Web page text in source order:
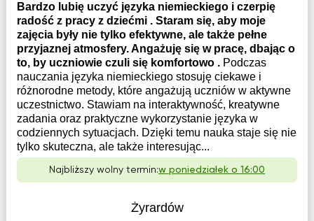
Bardzo lubię uczyć języka niemieckiego i czerpię
radość z pracy z dziećmi . Staram się, aby moje
zajęcia były nie tylko efektywne, ale także pełne
przyjaznej atmosfery. Angażuję się w pracę, dbając o
to, by uczniowie czuli się komfortowo . Podczas
nauczania języka niemieckiego stosuję ciekawe i
różnorodne metody, które angażują uczniów w aktywne
uczestnictwo. Stawiam na interaktywność, kreatywne
zadania oraz praktyczne wykorzystanie języka w
codziennych sytuacjach. Dzięki temu nauka staje się nie
tylko skuteczna, ale także interesując...
Najbliższy wolny termin:w poniedziałek o 16:00
Żyrardów